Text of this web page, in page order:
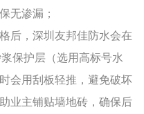
无渗漏；
后，深圳友邦佳防水会在
保护层（选用高标号水
会用刮板轻推，避免破坏
业主铺贴墙地砖，确保后